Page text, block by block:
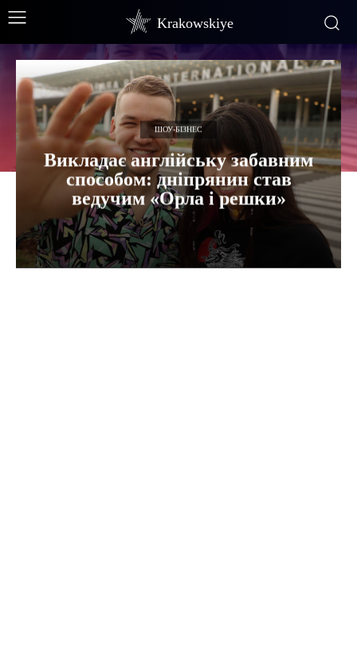
Krakowskiye
ШОУ-БІЗНЕС
Викладає англійську забавним
способом: дніпрянин став
ведучим «Орла і решки»